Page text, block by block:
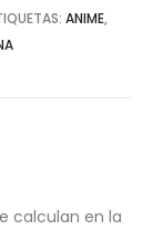
ANIME,
calculan en la